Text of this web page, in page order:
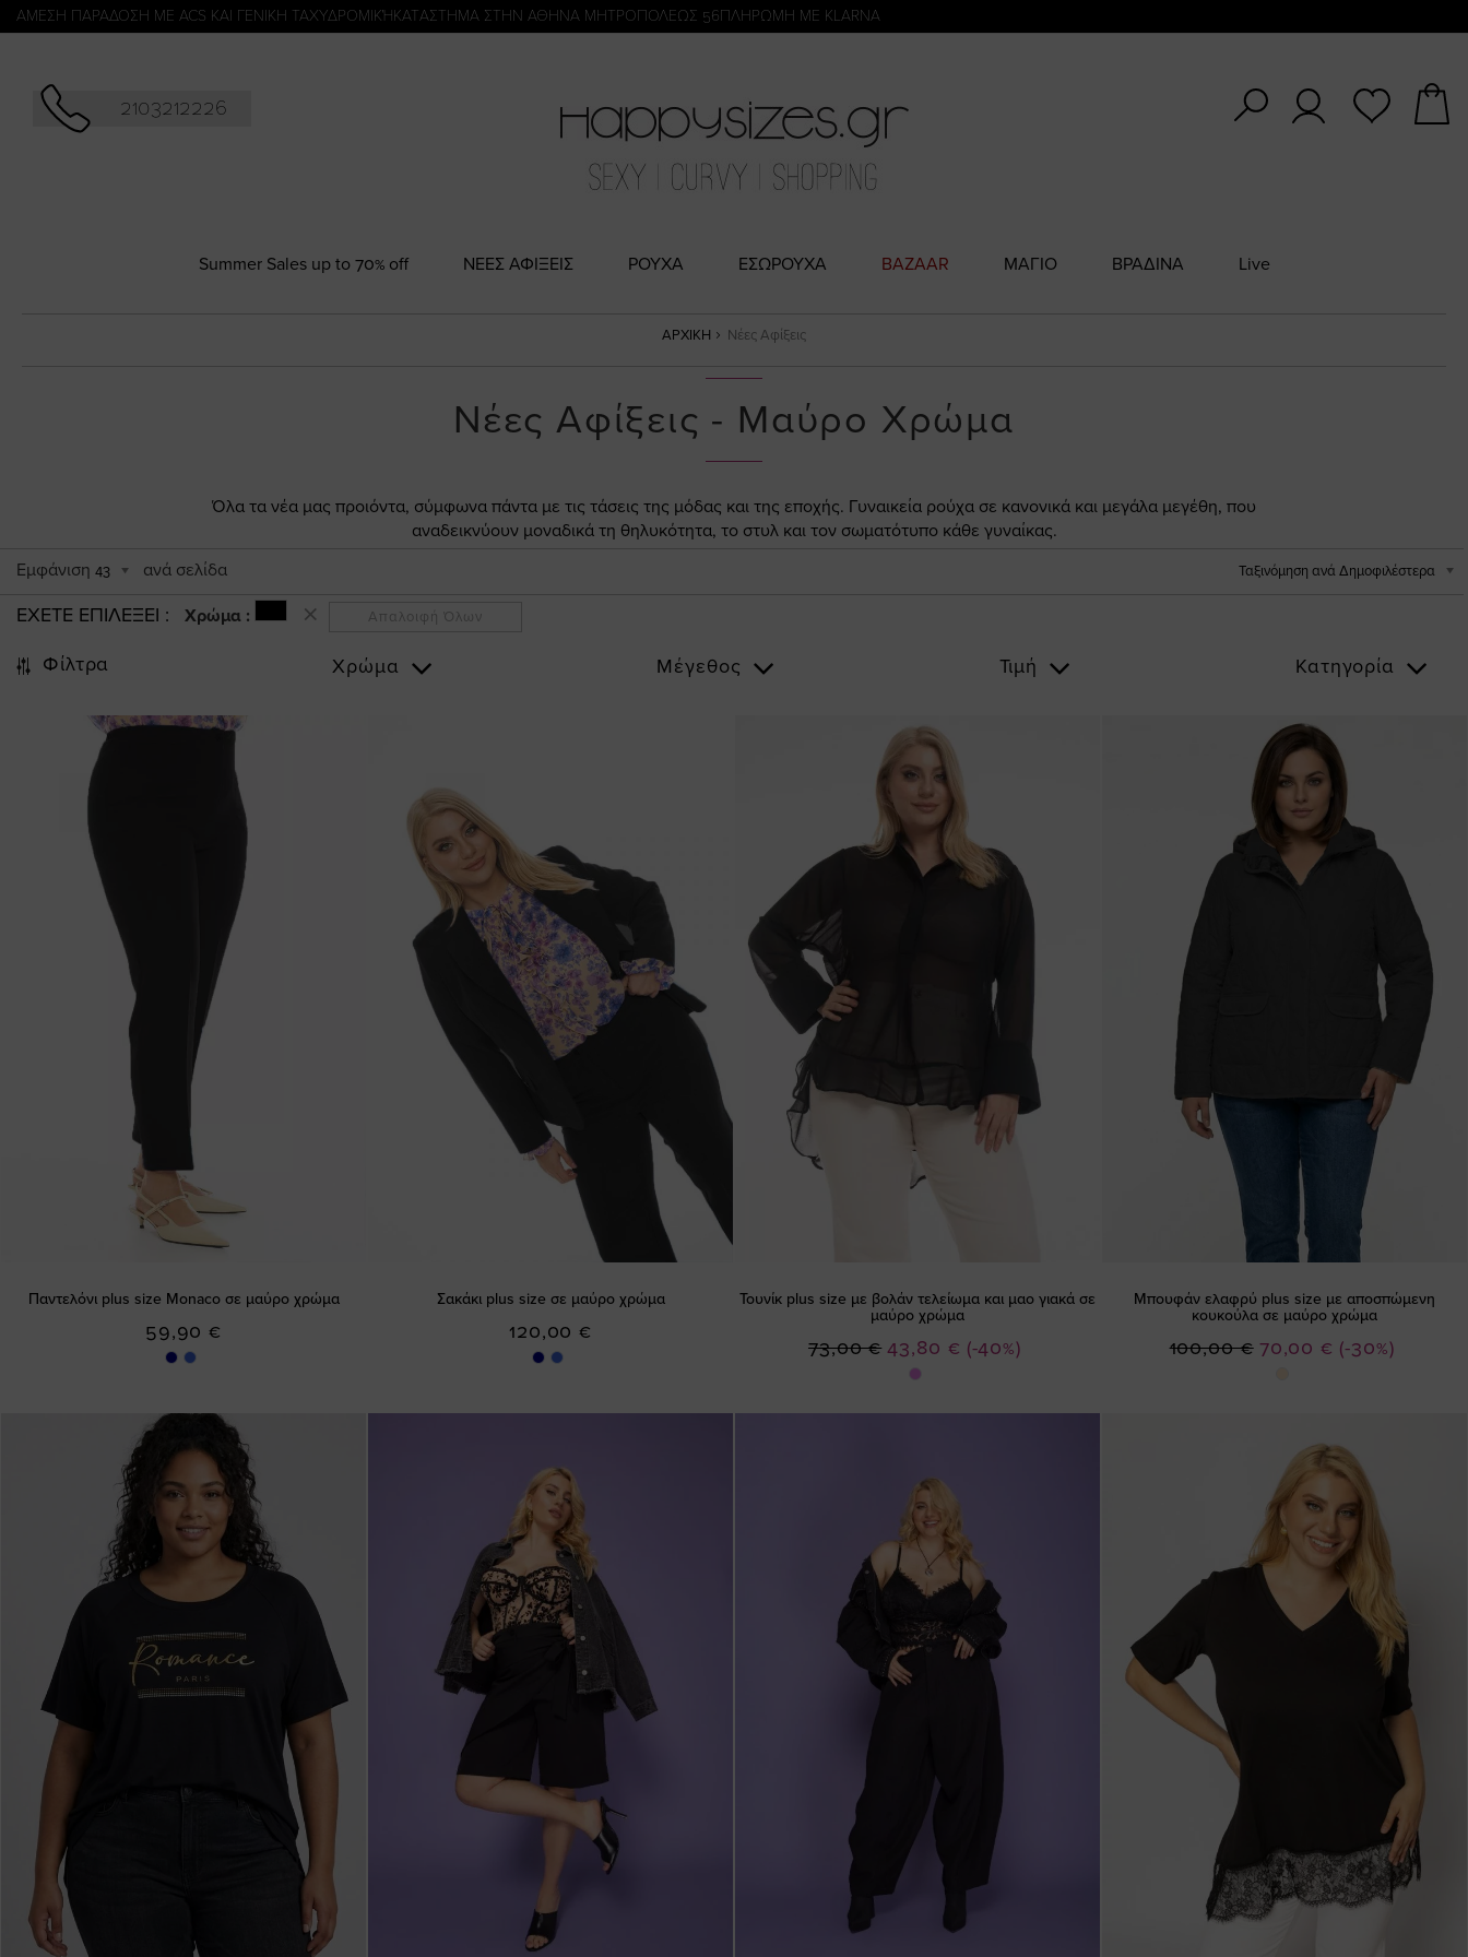
ΑΜΕΣΗ ΠΑΡΑΔΟΣΗ ΜΕ ACS ΚΑΙ ΓΕΝΙΚΗ ΤΑΧΥΔΡΟΜΙΚΉKATΑΣΤΗΜΑ ΣΤΗΝ ΑΘΗΝΑ ΜΗΤΡΟΠΟΛΕΩΣ 56ΠΛΗΡΩΜΗ ΜΕ KLARNA
2103212226
Summer Sales up to 70% off NΕΕΣ ΑΦΙΞΕΙΣ ΡΟΥΧΑ ΕΣΩΡΟΥΧΑ BAZAAR ΜΑΓΙΟ ΒΡΑΔΙΝΑ Live
ΑΡΧΙΚΉ Νέες Αφίξεις
Νέες Αφίξεις - Μαύρο Χρώμα
Όλα τα νέα μας προιόντα, σύμφωνα πάντα με τις τάσεις της μόδας και της εποχής. Γυναικεία ρούχα σε κανονικά και μεγάλα μεγέθη, που
αναδεικνύουν μοναδικά τη θηλυκότητα, το στυλ και τον σωματότυπο κάθε γυναίκας.
Εμφάνιση 43 ανά σελίδα Ταξινόμηση ανά Δημοφιλέστερα
ΕΧΕΤΕ ΕΠΙΛΕΞΕΙ Χρώμα : Απαλοιφή Όλων
Φίλτρα Χρώμα Μέγεθος Τιμή Κατηγορία
Παντελόνι plus size Monaco σε μαύρο χρώμα
59,90 €
Σακάκι plus size σε μαύρο χρώμα
120,00 €
Τουνίκ plus size με βολάν τελείωμα και μαο γιακά σε
μαύρο χρώμα
(-40%)
Ειδική
Τιμή
43,80 €
73,00 €
Μπουφάν ελαφρύ plus size με αποσπώμενη
κουκούλα σε μαύρο χρώμα
(-30%)
Ειδική
70,00 €
100,00 €
Αναζήτηση